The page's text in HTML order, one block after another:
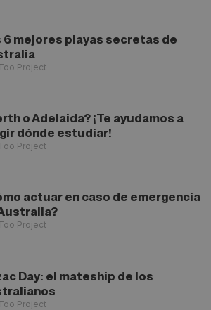
6 mejores playas secretas de
Project
o Adelaida? ¡Te ayudamos a
dónde estudiar!
Project
actuar en caso de emergencia
Project
Day: el mateship de los
Project